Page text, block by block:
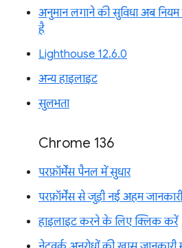
अनुमान लगाने की सुविधा अब
है
Lighthouse 12.6.0
अन्य हाइलाइट
सुलभता
Chrome 136
परफ़ॉर्मेंस पैनल में सुधार
परफ़ॉर्मेंस से जुड़ी नई अहम जानकारी
हाइलाइट करने के लिए क्लिक करें